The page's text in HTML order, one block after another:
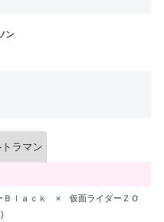
ン
ラマン
Ｂｌａｃｋ × 仮面ライダーＺＯ